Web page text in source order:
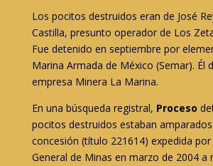
Los pocitos destruidos eran de José
Castilla, presunto operador de Los
Fue detenido en septiembre por
Marina Armada de México (Semar). Él
empresa Minera La Marina.
En una búsqueda registral, Proceso
pocitos destruidos estaban
concesión (título 221614) expedida
General de Minas en marzo de 2004 a